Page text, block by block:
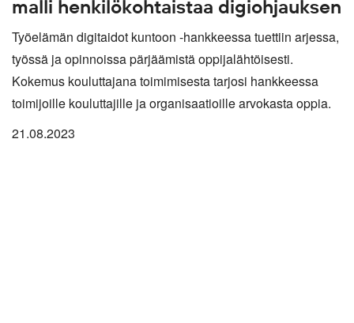
malli henkilökohtaistaa digiohjauksen
Työelämän digitaidot kuntoon -hankkeessa tuettiin arjessa,
työssä ja opinnoissa pärjäämistä oppijalähtöisesti.
Kokemus kouluttajana toimimisesta tarjosi hankkeessa
toimijoille kouluttajille ja organisaatioille arvokasta oppia.
21.08.2023